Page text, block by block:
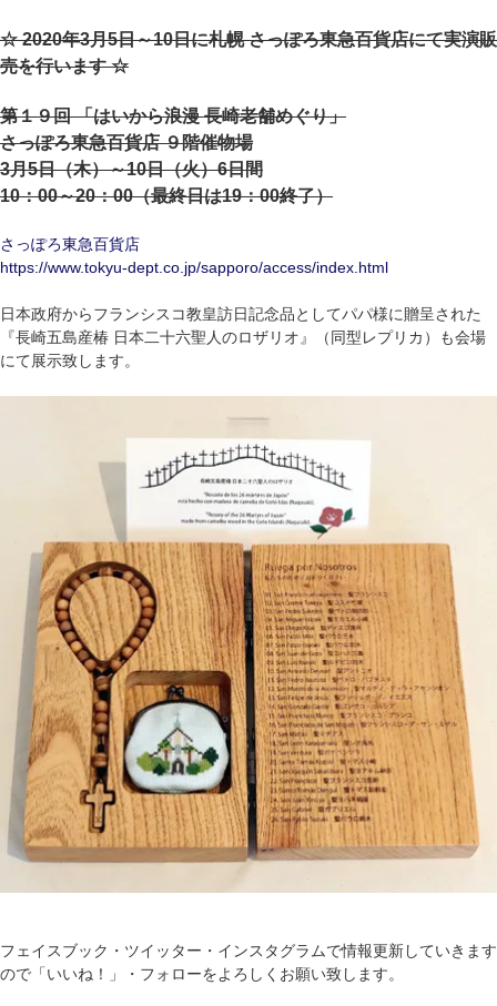
☆ 2020年3月5日～10日に札幌 さっぽろ東急百貨店にて実演販
売を行います ☆
第１９回 「はいから浪漫 長崎老舗めぐり」
さっぽろ東急百貨店 ９階催物場
3月5日（木）～10日（火）6日間
10：00～20：00（最終日は19：00終了）
さっぽろ東急百貨店
https://www.tokyu-dept.co.jp/sapporo/access/index.html
日本政府からフランシスコ教皇訪日記念品としてパパ様に贈呈された
『長崎五島産椿 日本二十六聖人のロザリオ』（同型レプリカ）も会場
にて展示致します。
フェイスブック・ツイッター・インスタグラムで情報更新していきます
ので「いいね！」・フォローをよろしくお願い致します。